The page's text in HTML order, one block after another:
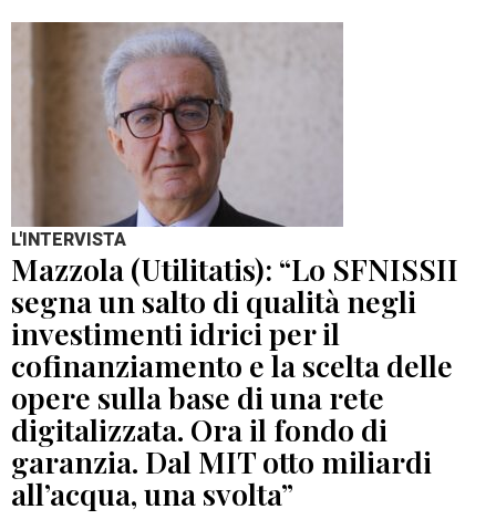
L'INTERVISTA
Mazzola (Utilitatis): “Lo SFNISSII
segna un salto di qualità negli
investimenti idrici per il
cofinanziamento e la scelta delle
opere sulla base di una rete
digitalizzata. Ora il fondo di
garanzia. Dal MIT otto miliardi
all’acqua, una svolta”